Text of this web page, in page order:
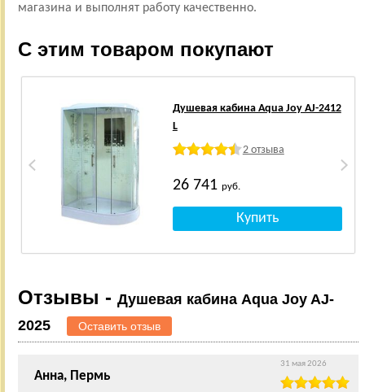
магазина и выполнят работу качественно.
С этим товаром покупают
Душевая кабина Aqua Joy AJ-2412
L
2 отзыва
26 741 руб.
Отзывы - Душевая кабина Aqua Joy AJ-
2025
Оставить отзыв
Анна, Пермь
31 мая 2026